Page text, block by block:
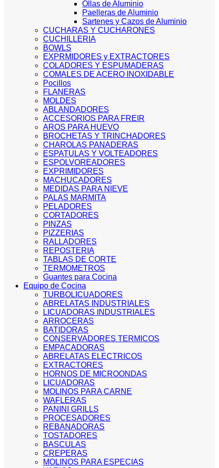
Ollas de Aluminio
Paelleras de Aluminio
Sartenes y Cazos de Aluminio
CUCHARAS Y CUCHARONES
CUCHILLERIA
BOWLS
EXPRMIDORES y EXTRACTORES
COLADORES Y ESPUMADERAS
COMALES DE ACERO INOXIDABLE
Pocillos
FLANERAS
MOLDES
ABLANDADORES
ACCESORIOS PARA FREIR
AROS PARA HUEVO
BROCHETAS Y TRINCHADORES
CHAROLAS PANADERAS
ESPATULAS Y VOLTEADORES
ESPOLVOREADORES
EXPRIMIDORES
MACHUCADORES
MEDIDAS PARA NIEVE
PALAS MARMITA
PELADORES
CORTADORES
PINZAS
PIZZERIAS
RALLADORES
REPOSTERIA
TABLAS DE CORTE
TERMOMETROS
Guantes para Cocina
Equipo de Cocina
TURBOLICUADORES
ABRELATAS INDUSTRIALES
LICUADORAS INDUSTRIALES
ARROCERAS
BATIDORAS
CONSERVADORES TERMICOS
EMPACADORAS
ABRELATAS ELECTRICOS
EXTRACTORES
HORNOS DE MICROONDAS
LICUADORAS
MOLINOS PARA CARNE
WAFLERAS
PANINI GRILLS
PROCESADORES
REBANADORAS
TOSTADORES
BASCULAS
CREPERAS
MOLINOS PARA ESPECIAS